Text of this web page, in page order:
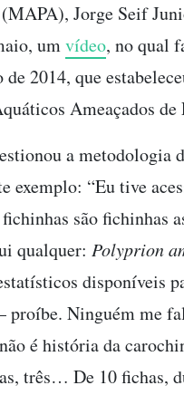
Jorge Seif
umvídeo, no qual
de 2014, que
Ameaçados
a metodologia
exemplo: “Eu tive
são fichinhas
qualquer: Polyprion
disponíveis
proíbe. Ninguém me
é história da
três… De 10 fichas,